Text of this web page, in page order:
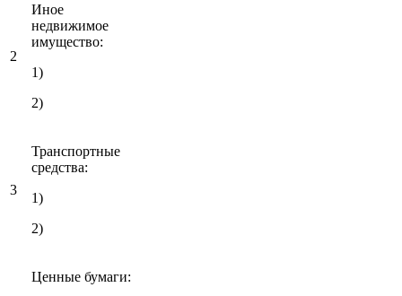
2
Иное
недвижимое
имущество:
1)
2)
3
Транспортные
средства:
1)
2)
Ценные бумаги: